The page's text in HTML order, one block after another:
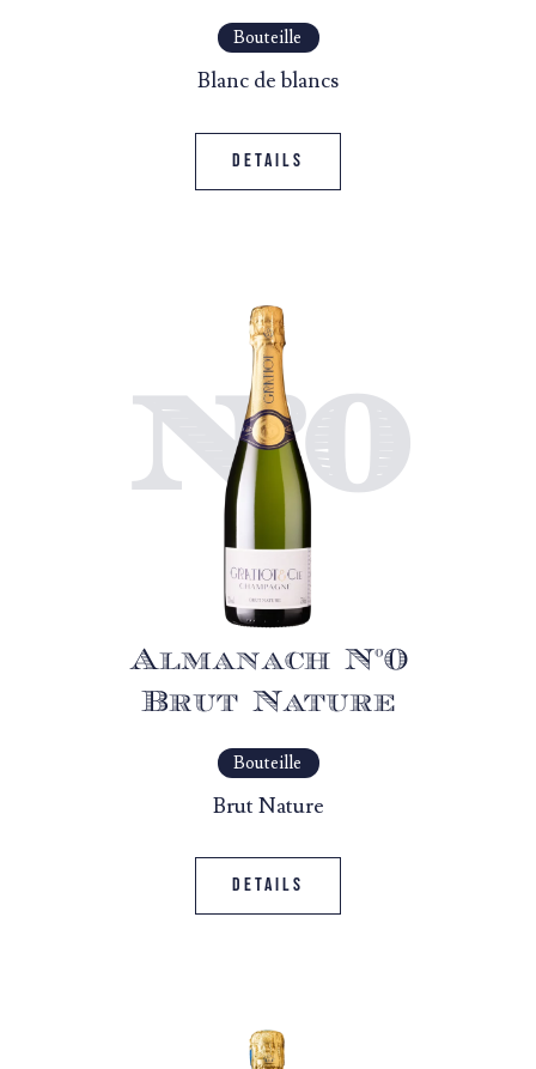
Bouteille
Blanc de blancs
Details
N°0
Almanach N°0
Brut Nature
Bouteille
Brut Nature
Details